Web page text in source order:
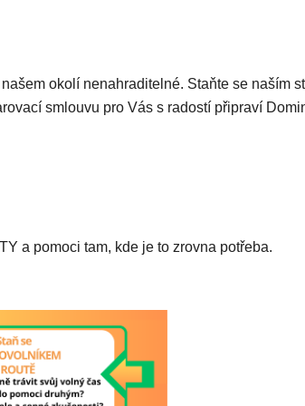
okolí nenahraditelné. Staňte se naším
smlouvu pro Vás s radostí připraví
a pomoci tam, kde je to zrovna potřeba.